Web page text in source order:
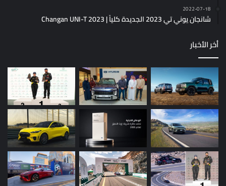
2022-07-18
شانجان يوني تي 2023 الجديدة كلياً | Changan UNI-T 2023
أخر الأخبار